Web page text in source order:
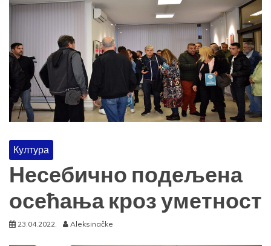
Култура
Несебично подељена
осећања кроз уметност
23.04.2022. Aleksinačke